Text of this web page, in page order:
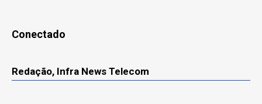
Conectado
Redação, Infra News Telecom